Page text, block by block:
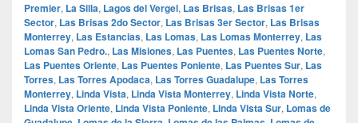
Premier, La Silla, Lagos del Vergel, Las Brisas, Las Brisas 1er
Sector, Las Brisas 2do Sector, Las Brisas 3er Sector, Las Brisas
Monterrey, Las Estancias, Las Lomas, Las Lomas Monterrey, Las
Lomas San Pedro., Las Misiones, Las Puentes, Las Puentes Norte,
Las Puentes Oriente, Las Puentes Poniente, Las Puentes Sur, Las
Torres, Las Torres Apodaca, Las Torres Guadalupe, Las Torres
Monterrey, Linda Vista, Linda Vista Monterrey, Linda Vista Norte,
Linda Vista Oriente, Linda Vista Poniente, Linda Vista Sur, Lomas de